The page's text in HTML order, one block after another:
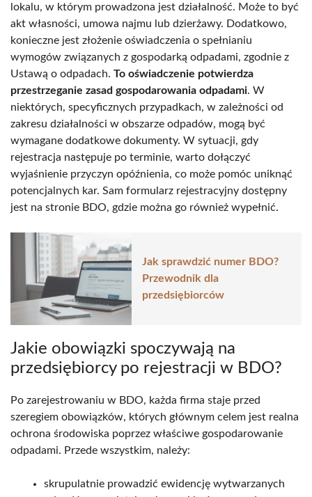
lokalu, w którym prowadzona jest działalność. Może to być
akt własności, umowa najmu lub dzierżawy. Dodatkowo,
konieczne jest złożenie oświadczenia o spełnianiu
wymogów związanych z gospodarką odpadami, zgodnie z
Ustawą o odpadach. To oświadczenie potwierdza
przestrzeganie zasad gospodarowania odpadami. W
niektórych, specyficznych przypadkach, w zależności od
zakresu działalności w obszarze odpadów, mogą być
wymagane dodatkowe dokumenty. W sytuacji, gdy
rejestracja następuje po terminie, warto dołączyć
wyjaśnienie przyczyn opóźnienia, co może pomóc uniknąć
potencjalnych kar. Sam formularz rejestracyjny dostępny
jest na stronie BDO, gdzie można go również wypełnić.
Jak sprawdzić numer BDO?
Przewodnik dla
przedsiębiorców
Jakie obowiązki spoczywają na
przedsiębiorcy po rejestracji w BDO?
Po zarejestrowaniu w BDO, każda firma staje przed
szeregiem obowiązków, których głównym celem jest realna
ochrona środowiska poprzez właściwe gospodarowanie
odpadami. Przede wszystkim, należy:
skrupulatnie prowadzić ewidencję wytwarzanych